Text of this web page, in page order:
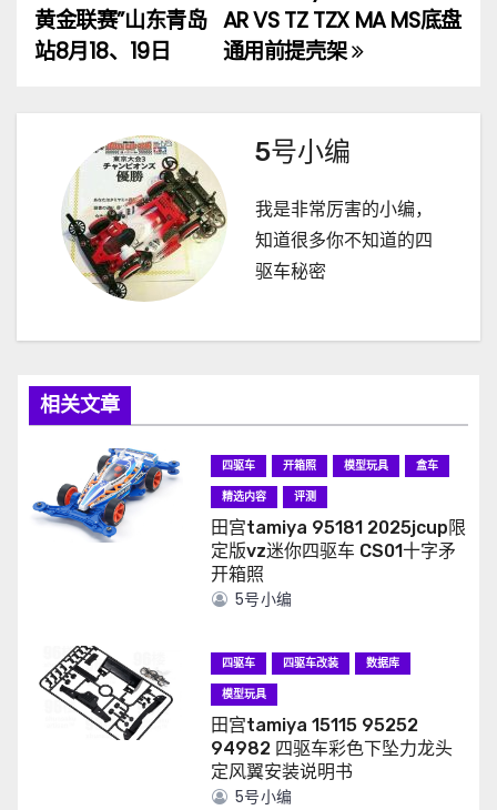
章
AR VS TZ TZX MA MS底盘
通用前提壳架
黄金联赛”山东青岛
站8月18、19日
5号小编
我是非常厉害的小编，
知道很多你不知道的四
驱车秘密
相关文章
四驱车 开箱照 模型玩具
盒车
精选内容
评测
田宫tamiya 95181 2025jcup限
定版vz迷你四驱车 CS01十字矛
开箱照
5号小编
四驱车 四驱车改装
数据库
模型玩具
田宫tamiya 15115 95252
94982 四驱车彩色下坠力龙头
定风翼安装说明书
5号小编